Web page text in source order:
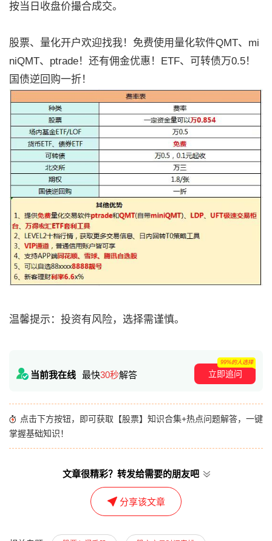
按当日收盘价撮合成交。
股票、量化开户欢迎找我！免费使用量化软件QMT、mi
niQMT、ptrade！还有佣金优惠！ETF、可转债万0.5！
国债逆回购一折！
温馨提示：投资有风险，选择需谨慎。
当前我在线 最快30秒解答 立即追问
99%的人选择
点击下方按钮，即可获取【股票】知识合集+热点问题解答，一键
掌握基础知识！
文章很精彩？转发给需要的朋友吧
分享该文章